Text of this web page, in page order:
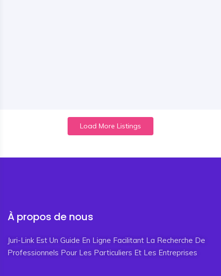
Load More Listings
À propos de nous
Juri-Link Est Un Guide En Ligne Facilitant La Recherche De
Professionnels Pour Les Particuliers Et Les Entreprises